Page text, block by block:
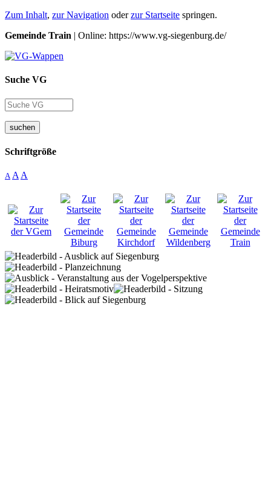
Zum Inhalt, zur Navigation oderzur Startseite springen.
Gemeinde Train | Online: https://www.vg-siegenburg.de/
Suche VG
suchen
Schriftgröße
A A A